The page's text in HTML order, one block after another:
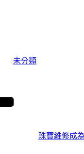
未分類
珠寶維修成